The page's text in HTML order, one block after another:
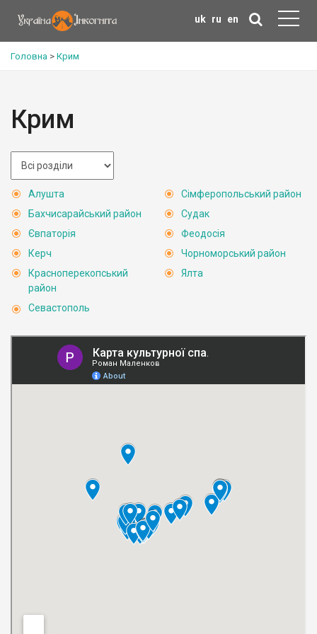
uk ru en
Головна > Крим
Крим
Алушта
Бахчисарайський район
Євпаторія
Керч
Красноперекопський
район
Севастополь
Сімферопольський район
Судак
Феодосія
Чорноморський район
Ялта